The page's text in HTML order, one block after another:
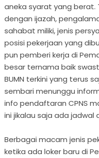
aneka syarat yang berat.
dengan ijazah,
sahabat miliki, jenis
posisi pekerjaan yang
pun pemberi kerja di
besar ternama baik
BUMN terkini yang terus
sembari menunggu
info pendaftaran CPNS
ini jikalau saja ada jadwal
Berbagai macam jenis
ketika ada loker baru di